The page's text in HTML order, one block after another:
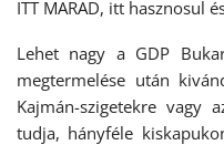
ITT MARAD, itt hasznosul
Lehet nagy a GDP
megtermelése után
Kajmán-szigetekre vagy
tudja, hányféle